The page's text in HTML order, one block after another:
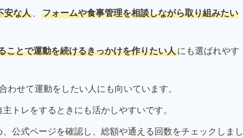
安な人 、
フォームや食事管理を相談しながら取り組みたい
ことで運動を続けるきっかけを作りたい人にも選ばれやす
わせて運動をしたい人にも向いています。
トレをするときにも活かしやすいです。
公式ページを確認し、総額や通える回数をチェックしまし